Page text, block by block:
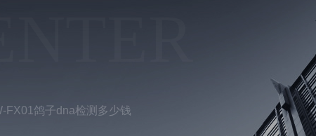
FX01鸽子dna检测多少钱